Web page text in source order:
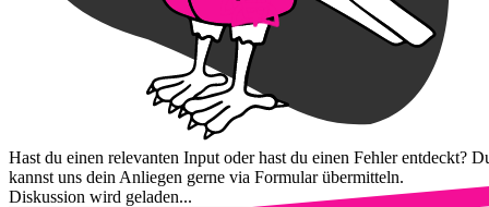
Hast du einen relevanten Input oder hast du einen Fehler entdeckt?
kannst uns dein Anliegen gerne via Formular übermitteln.
Diskussion wird geladen...